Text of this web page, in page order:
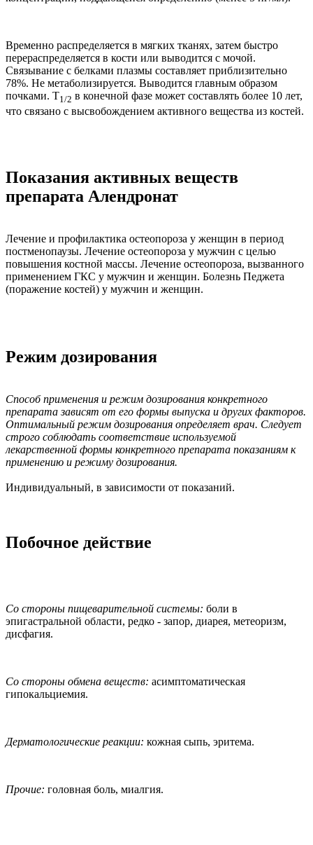
Временно распределяется в мягких тканях, затем быстро
перераспределяется в кости или выводится с мочой.
Связывание с белками плазмы составляет приблизительно
78%. Не метаболизируется. Выводится главным образом
почками. T1/2 в конечной фазе может составлять более 10 лет,
что связано с высвобождением активного вещества из костей.
Показания активных веществ
препарата Алендронат
Лечение и профилактика остеопороза у женщин в период
постменопаузы. Лечение остеопороза у мужчин с целью
повышения костной массы. Лечение остеопороза, вызванного
применением ГКС у мужчин и женщин. Болезнь Педжета
(поражение костей) у мужчин и женщин.
Режим дозирования
Способ применения и режим дозирования конкретного
препарата зависят от его формы выпуска и других факторов.
Оптимальный режим дозирования определяет врач. Следует
строго соблюдать соответствие используемой
лекарственной формы конкретного препарата показаниям к
применению и режиму дозирования.
Индивидуальный, в зависимости от показаний.
Побочное действие
Со стороны пищеварительной системы: боли в
эпигастральной области, редко - запор, диарея, метеоризм,
дисфагия.
Со стороны обмена веществ: асимптоматическая
гипокальциемия.
Дерматологические реакции: кожная сыпь, эритема.
Прочие: головная боль, миалгия.